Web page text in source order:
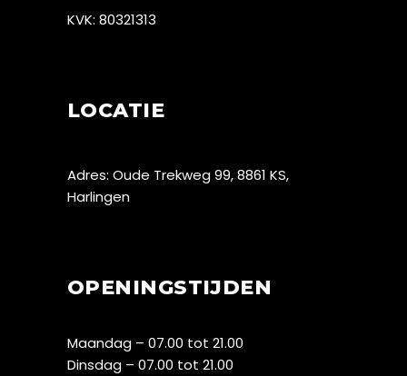
KVK: 80321313
LOCATIE
Adres: Oude Trekweg 99, 8861 KS,
Harlingen
OPENINGSTIJDEN
Maandag – 07.00 tot 21.00
Dinsdag – 07.00 tot 21.00